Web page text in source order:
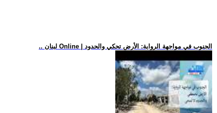
.. لبنان Online | الجنوب في مواجهة الرواية: الأرض تحكي والحدود